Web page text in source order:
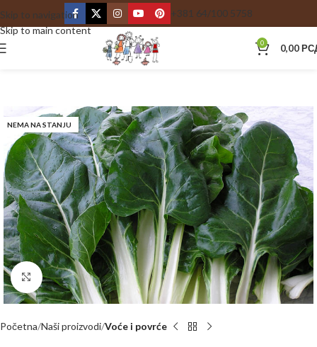
Skip to navigation
Skip to main content
+381 64/100 5758
0 0,00
NEMA NA STANJU
Kliknite za uvećanje
Početna Naši proizvodi Voće i povrće